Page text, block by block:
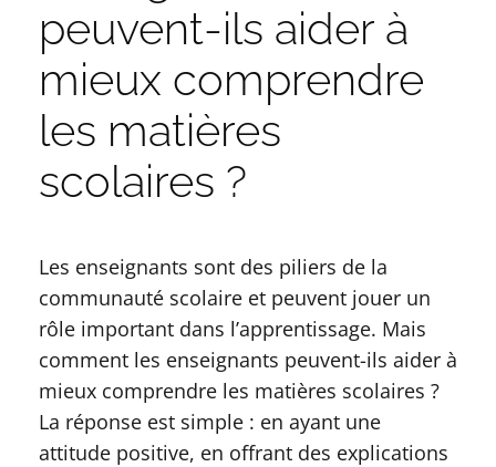
peuvent-ils aider à
mieux comprendre
les matières
scolaires ?
Les enseignants sont des piliers de la
communauté scolaire et peuvent jouer un
rôle important dans l’apprentissage. Mais
comment les enseignants peuvent-ils aider à
mieux comprendre les matières scolaires ?
La réponse est simple : en ayant une
attitude positive, en offrant des explications